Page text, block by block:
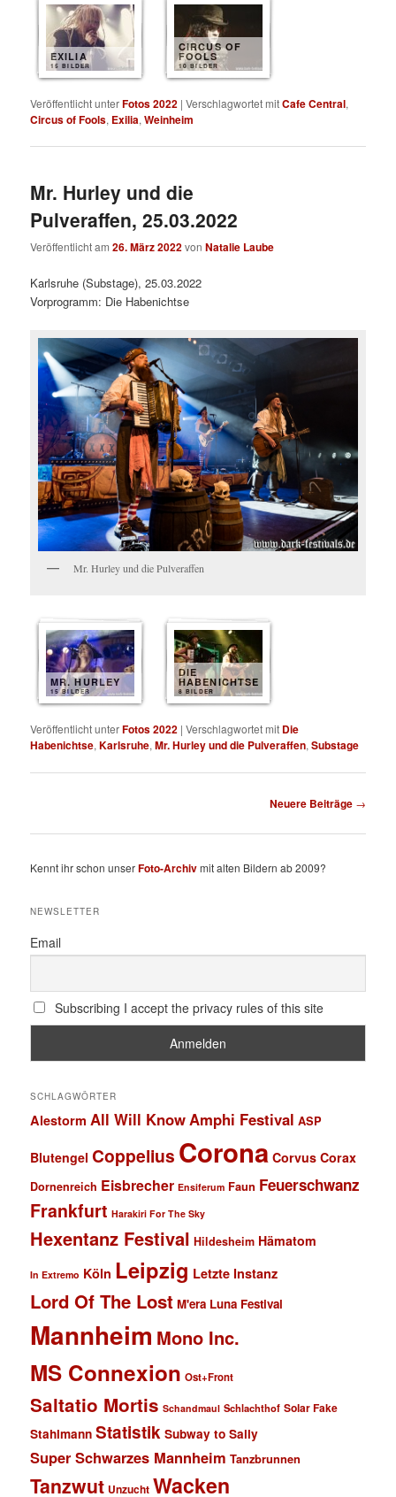
EXILIA
15 BILDER
CIRCUS OF
FOOLS
10 BILDER
Veröffentlicht unterFotos 2022 |Verschlagwortet mitCafe Central,
Circus of Fools, Exilia,Weinheim
Mr. Hurley und die
Pulveraffen, 25.03.2022
Veröffentlicht am26. März 2022vonNatalie Laube
Karlsruhe (Substage), 25.03.2022
Vorprogramm: Die Habenichtse
Mr. Hurley und die Pulveraffen
MR. HURLEY
15 BILDER
DIE
HABENICHTSE
8 BILDER
Veröffentlicht unterFotos 2022 |Verschlagwortet mit Die
Habenichtse,Karlsruhe,Mr. Hurley und die Pulveraffen,Substage
Neuere Beiträge →
Kennt ihr schon unserFoto-Archivmit alten Bildern ab 2009?
NEWSLETTER
Email
Subscribing I accept the privacy rules of this site
SCHLAGWÖRTER
Alestorm All Will KnowAmphi Festival ASP
Blutengel Coppelius Corona Corvus Corax
Dornenreich Eisbrecher Ensiferum Faun Feuerschwanz
Frankfurt Harakiri For The Sky
Hexentanz Festival Hildesheim Hämatom
In Extremo Köln Leipzig Letzte Instanz
Lord Of The Lost M'era Luna Festival
Mannheim Mono Inc.
MS Connexion Ost+Front
Saltatio Mortis Schandmaul Schlachthof Solar Fake
Stahlmann Statistik Subway to Sally
Super Schwarzes Mannheim Tanzbrunnen
Tanzwut Unzucht Wacken